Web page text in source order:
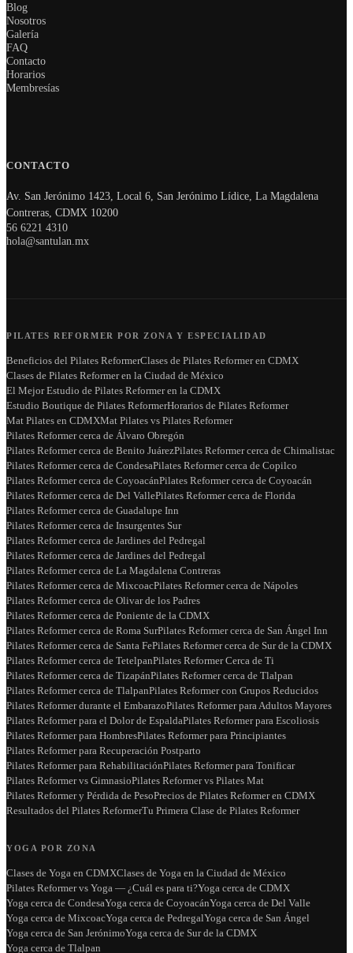
Blog
Nosotros
Galería
FAQ
Contacto
Horarios
Membresías
CONTACTO
Av. San Jerónimo 1423, Local 6, San Jerónimo Lídice, La Magdalena
Contreras, CDMX 10200
56 6221 4310
hola@santulan.mx
PILATES REFORMER POR ZONA Y ESPECIALIDAD
Beneficios del Pilates ReformerClases de Pilates Reformer en CDMX
Clases de Pilates Reformer en la Ciudad de México
El Mejor Estudio de Pilates Reformer en la CDMX
Estudio Boutique de Pilates ReformerHorarios de Pilates Reformer
Mat Pilates en CDMXMat Pilates vs Pilates Reformer
Pilates Reformer cerca de Álvaro Obregón
Pilates Reformer cerca de Benito JuárezPilates Reformer cerca de Chimalistac
Pilates Reformer cerca de CondesaPilates Reformer cerca de Copilco
Pilates Reformer cerca de CoyoacánPilates Reformer cerca de Coyoacán
Pilates Reformer cerca de Del VallePilates Reformer cerca de Florida
Pilates Reformer cerca de Guadalupe Inn
Pilates Reformer cerca de Insurgentes Sur
Pilates Reformer cerca de Jardines del Pedregal
Pilates Reformer cerca de Jardines del Pedregal
Pilates Reformer cerca de La Magdalena Contreras
Pilates Reformer cerca de MixcoacPilates Reformer cerca de Nápoles
Pilates Reformer cerca de Olivar de los Padres
Pilates Reformer cerca de Poniente de la CDMX
Pilates Reformer cerca de Roma SurPilates Reformer cerca de San Ángel Inn
Pilates Reformer cerca de Santa FePilates Reformer cerca de Sur de la CDMX
Pilates Reformer cerca de TetelpanPilates Reformer Cerca de Ti
Pilates Reformer cerca de TizapánPilates Reformer cerca de Tlalpan
Pilates Reformer cerca de TlalpanPilates Reformer con Grupos Reducidos
Pilates Reformer durante el EmbarazoPilates Reformer para Adultos Mayores
Pilates Reformer para el Dolor de EspaldaPilates Reformer para Escoliosis
Pilates Reformer para HombresPilates Reformer para Principiantes
Pilates Reformer para Recuperación Postparto
Pilates Reformer para RehabilitaciónPilates Reformer para Tonificar
Pilates Reformer vs GimnasioPilates Reformer vs Pilates Mat
Pilates Reformer y Pérdida de PesoPrecios de Pilates Reformer en CDMX
Resultados del Pilates ReformerTu Primera Clase de Pilates Reformer
YOGA POR ZONA
Clases de Yoga en CDMXClases de Yoga en la Ciudad de México
Pilates Reformer vs Yoga — ¿Cuál es para ti?Yoga cerca de CDMX
Yoga cerca de CondesaYoga cerca de CoyoacánYoga cerca de Del Valle
Yoga cerca de MixcoacYoga cerca de PedregalYoga cerca de San Ángel
Yoga cerca de San JerónimoYoga cerca de Sur de la CDMX
Yoga cerca de Tlalpan